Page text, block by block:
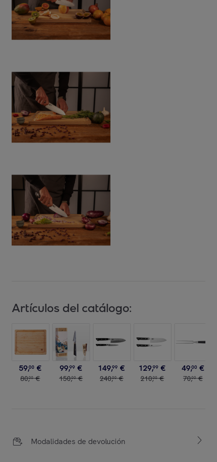
Artículos del catálogo:
59,00 €
80,00 €
99,99 €
150,00 €
149,99 €
240,00 €
129,99 €
210,00 €
49,00 €
70,00 €
Modalidades de devolución